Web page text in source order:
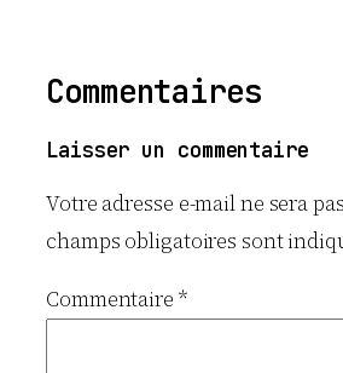
Commentaires
Laisser un commentaire
Votre adresse e-mail ne sera
champs obligatoires sont
Commentaire *